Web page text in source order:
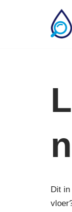
Dit in